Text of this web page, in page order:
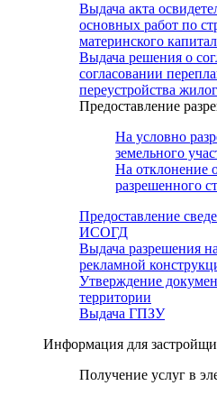
Выдача акта
основных работ по
материнского
Выдача решения о
согласовании
переустройства
Предоставление
На условно
земельного
На отклонение
разрешенного
Предоставление
ИСОГД
Выдача разрешения
рекламной
Утверждение
территории
Выдача ГПЗУ
Информация для
Получение услуг в